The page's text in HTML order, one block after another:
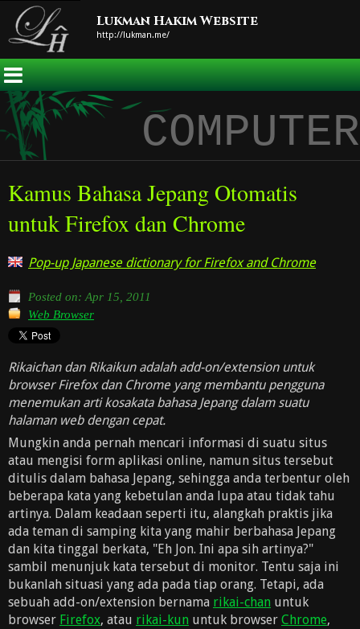
Lukman Hakim Website
http://lukman.me/
COMPUTER
Kamus Bahasa Jepang Otomatis
untuk Firefox dan Chrome
Pop-up Japanese dictionary for Firefox and Chrome
Posted on: Apr 15, 2011
Web Browser
Rikaichan dan Rikaikun adalah add-on/extension untuk
browser Firefox dan Chrome yang membantu pengguna
menemukan arti kosakata bahasa Jepang dalam suatu
halaman web dengan cepat.
Mungkin anda pernah mencari informasi di suatu situs
atau mengisi form aplikasi online, namun situs tersebut
ditulis dalam bahasa Jepang, sehingga anda terbentur oleh
beberapa kata yang kebetulan anda lupa atau tidak tahu
artinya. Dalam keadaan seperti itu, alangkah praktis jika
ada teman di samping kita yang mahir berbahasa Jepang
dan kita tinggal berkata, "Eh Jon. Ini apa sih artinya?"
sambil menunjuk kata tersebut di monitor. Tentu saja ini
bukanlah situasi yang ada pada tiap orang. Tetapi, ada
sebuah add-on/extension bernama rikai-chan untuk
browser Firefox, atau rikai-kun untuk browser Chrome,